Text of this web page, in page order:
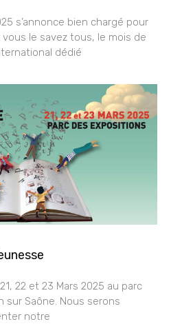
s’annonce bien chargé pour
le savez tous, le mois de
dédié
22 et 23 Mars 2025 au parc
sur Saône. Nous serons
notre